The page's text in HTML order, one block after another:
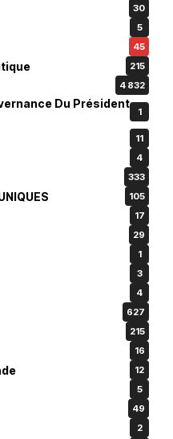
30
5
45
215
4 832
Du Président
1
11
4
333
105
17
29
1
3
4
627
215
16
12
5
49
2